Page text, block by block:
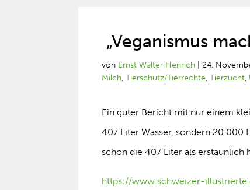
„Veganismus
von Ernst Walter Henrich |24.
Milch,Tierschutz/Tierrechte,Tierzucht,
Ein guter Bericht mit nur einem
407 Liter Wasser, sondern 20.000
schon die 407 Liter als erstaunlich
https://www.schweizer-